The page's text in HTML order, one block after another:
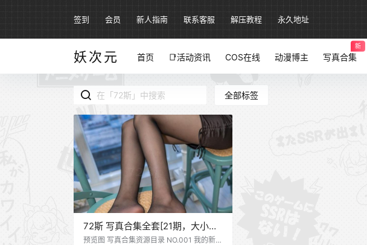
签到 会员 新人指南 联系客服 解压教程 永久地址
妖次元 首页 📑活动资讯 COS在线 动漫博主 写真合集
新
全部标签
72斯 写真合集全套[21期，大小
1.8G]
预览图 写真合集资源目录 NO.001 我的新室